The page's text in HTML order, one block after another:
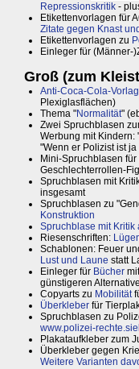
Repressionskritik -
Etikettenvorlagen für
Zitate gegen Knast
Etikettenvorlagen zu
Einleger für (Männer-
Groß (zum
Anti-Coca-Cola-
Plexiglasflächen)
Thema "Normalität"
Zwei Spruchblasen
Werbung mit Kindern:
"Wenn er Polizist ist ja
Mini-Spruchblasen für
Geschlechterrollen-
Spruchblasen mit
insgesamt
Spruchblasen zu
Konstruktion
Spruchblase mit Kritik
Riesenschriften:
Schablonen: Feuer
Lust und Laune statt
Einleger für Bücher
günstigeren
Copyarts zu Mobilität
Überkleber für
Spruchblasen zu
www.polizei-
Plakataufkleber zum
Überkleber gegen
Weitere Varianten